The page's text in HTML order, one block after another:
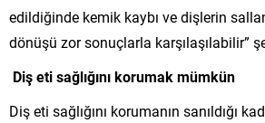
edildiğinde kemik kaybı ve dişlerin
dönüşü zor sonuçlarla karşılaşılabilir”
Diş eti sağlığını korumak mümkün
Diş eti sağlığını korumanın sanıldığı